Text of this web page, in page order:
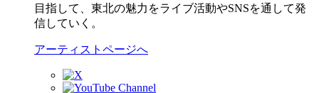
目指して、東北の魅力をライブ活動やSNSを通して発
信していく。
アーティストページへ